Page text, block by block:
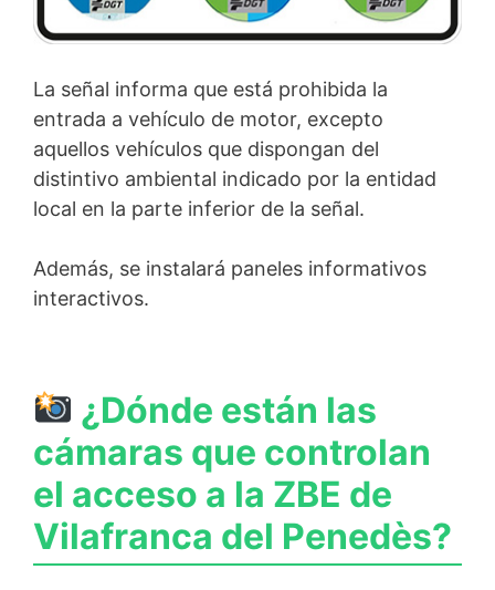
La señal informa que está prohibida la
entrada a vehículo de motor, excepto
aquellos vehículos que dispongan del
distintivo ambiental indicado por la entidad
local en la parte inferior de la señal.
Además, se instalará paneles informativos
interactivos.
¿Dónde están las
cámaras que controlan
el acceso a la ZBE de
Vilafranca del Penedès?